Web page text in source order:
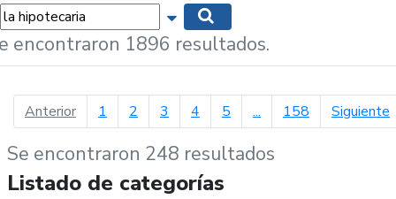
Mostrar opciones de búsqueda
encontraron 1896 resultados.
Anteriorpágina anterior
1 2 3 4 5 ... 158 Siguiente
Se encontraron 248 resultados
Listado de categorías